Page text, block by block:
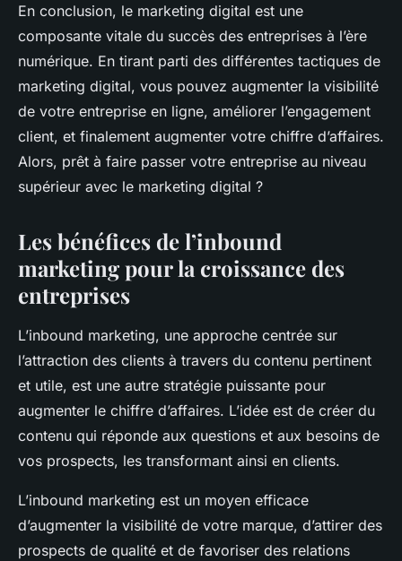
En conclusion, le marketing digital est une
composante vitale du succès des entreprises à l’ère
numérique. En tirant parti des différentes tactiques de
marketing digital, vous pouvez augmenter la visibilité
de votre entreprise en ligne, améliorer l’engagement
client, et finalement augmenter votre chiffre d’affaires.
Alors, prêt à faire passer votre entreprise au niveau
supérieur avec le marketing digital ?
Les bénéfices de l’inbound
marketing pour la croissance des
entreprises
L’inbound marketing, une approche centrée sur
l’attraction des clients à travers du contenu pertinent
et utile, est une autre stratégie puissante pour
augmenter le chiffre d’affaires. L’idée est de créer du
contenu qui réponde aux questions et aux besoins de
vos prospects, les transformant ainsi en clients.
L’inbound marketing est un moyen efficace
d’augmenter la visibilité de votre marque, d’attirer des
prospects de qualité et de favoriser des relations